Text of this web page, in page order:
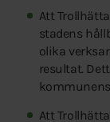
Att
stadens
olika
resultat.
Att